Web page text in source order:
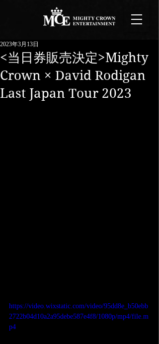
<当日券販売決定>Mighty
Crown × David Rodigan
Last Japan Tour 2023
2023年3月13日
https://video.wixstatic.com/video/95dd8e_b50ebb
2722b04d10a2a95debe587e4f8/1080p/mp4/file.m
p4